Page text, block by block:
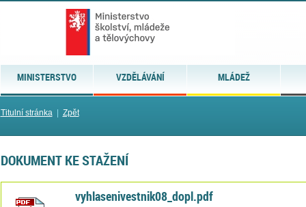
MINISTERSTVO VZDĚLÁVÁNÍ MLÁDEŽ
Titulní stránka| Zpět
DOKUMENT KE STAŽENÍ
vyhlasenivestnik08_dopl.pdf